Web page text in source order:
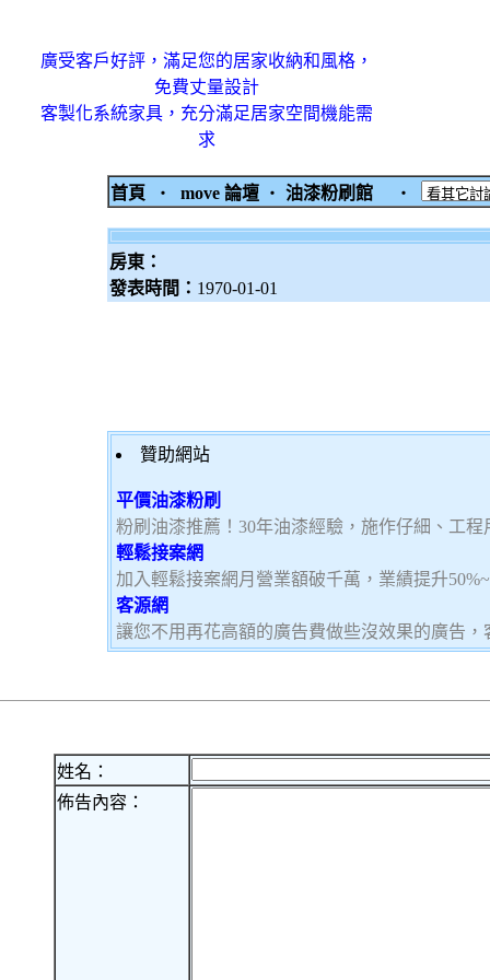
廣受客戶好評，滿足您的居家收納和風格，
免費丈量設計
客製化系統家具，充分滿足居家空間機能需
求
首頁 ‧ move 論壇 ‧ 油漆粉刷館 ‧
房東：
發表時間： 1970-01-01
贊助網站
平價油漆粉刷
粉刷油漆推薦！30年油漆經驗，施作仔細、工
輕鬆接案網
加入輕鬆接案網月營業額破千萬，業績提升
客源網
讓您不用再花高額的廣告費做些沒效果的廣告
姓名：
佈告內容：